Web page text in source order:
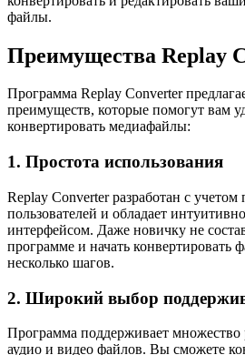
файлы.
Преимущества Replay
Программа Replay Converter
преимуществ, которые помогут вам
конвертировать медиафайлы:
1. Простота использования
Replay Converter разработан с учетом
пользователей и обладает
интерфейсом. Даже новичку не
программе и начать конвертировать
несколько шагов.
2. Широкий выбор
Программа поддерживает множество
аудио и видео файлов. Вы сможете